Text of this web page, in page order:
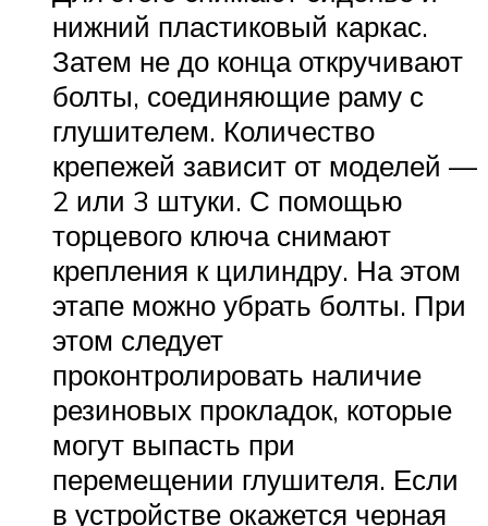
нижний пластиковый каркас.
Затем не до конца откручивают
болты, соединяющие раму с
глушителем. Количество
крепежей зависит от моделей —
2 или 3 штуки. С помощью
торцевого ключа снимают
крепления к цилиндру. На этом
этапе можно убрать болты. При
этом следует
проконтролировать наличие
резиновых прокладок, которые
могут выпасть при
перемещении глушителя. Если
в устройстве окажется черная